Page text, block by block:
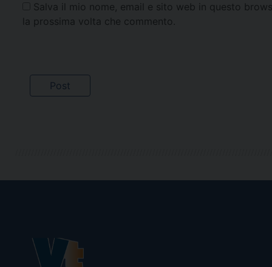
Salva il mio nome, email e sito web in questo
la prossima volta che commento.